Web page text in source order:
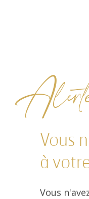
Vous
à
Vous